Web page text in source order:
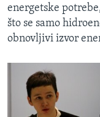
energetske
što se samo
obnovljivi izvor